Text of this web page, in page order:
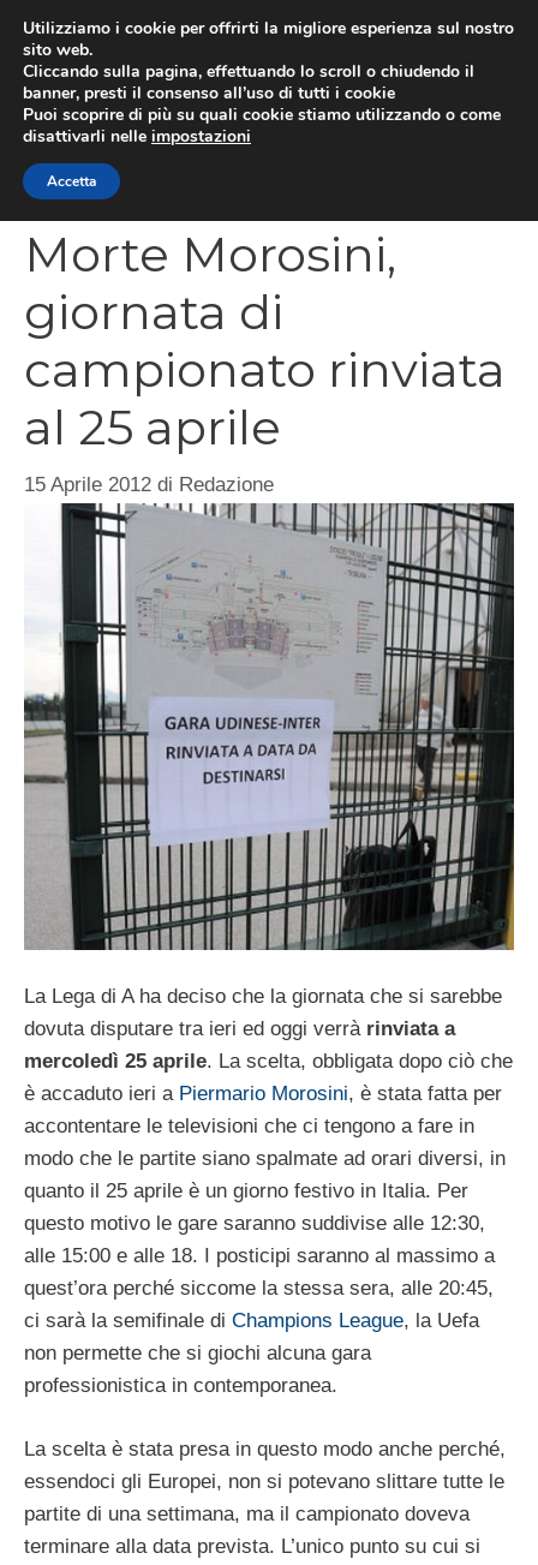
contenuto
Morte Morosini,
giornata di
campionato rinviata
al 25 aprile
15 Aprile 2012 di Redazione
La Lega di A ha deciso che la giornata che si sarebbe
dovuta disputare tra ieri ed oggi verrà rinviata a
mercoledì 25 aprile. La scelta, obbligata dopo ciò che
è accaduto ieri a Piermario Morosini, è stata fatta per
accontentare le televisioni che ci tengono a fare in
modo che le partite siano spalmate ad orari diversi, in
quanto il 25 aprile è un giorno festivo in Italia. Per
questo motivo le gare saranno suddivise alle 12:30,
alle 15:00 e alle 18. I posticipi saranno al massimo a
quest’ora perché siccome la stessa sera, alle 20:45,
ci sarà la semifinale di Champions League, la Uefa
non permette che si giochi alcuna gara
professionistica in contemporanea.
La scelta è stata presa in questo modo anche perché,
essendoci gli Europei, non si potevano slittare tutte le
partite di una settimana, ma il campionato doveva
terminare alla data prevista. L’unico punto su cui si
Utilizziamo i cookie per offrirti la migliore esperienza sul nostro
sito web.
Cliccando sulla pagina, effettuando lo scroll o chiudendo il
banner, presti il consenso all’uso di tutti i cookie
Puoi scoprire di più su quali cookie stiamo utilizzando o come
disattivarli nelle impostazioni
Accetta